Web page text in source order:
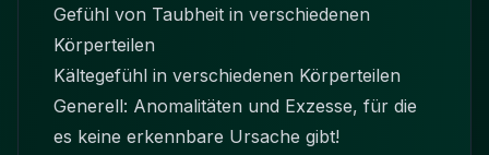
Gefühl von Taubheit in verschiedenen
Körperteilen
Kältegefühl in verschiedenen Körperteilen
Generell: Anomalitäten und Exzesse, für die
es keine erkennbare Ursache gibt!